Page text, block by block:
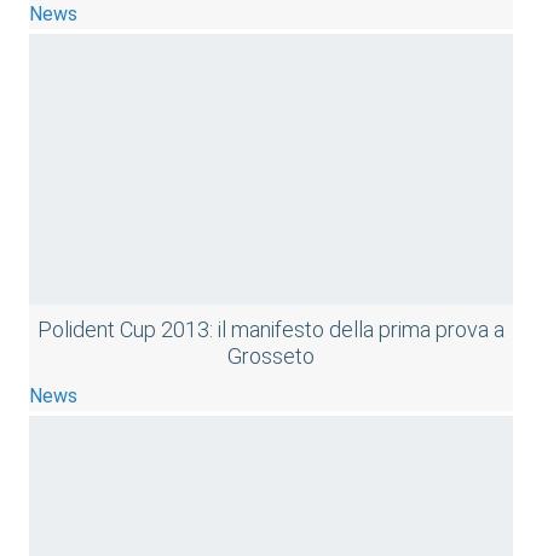
News
Polident Cup 2013: il manifesto della prima prova a
Grosseto
News